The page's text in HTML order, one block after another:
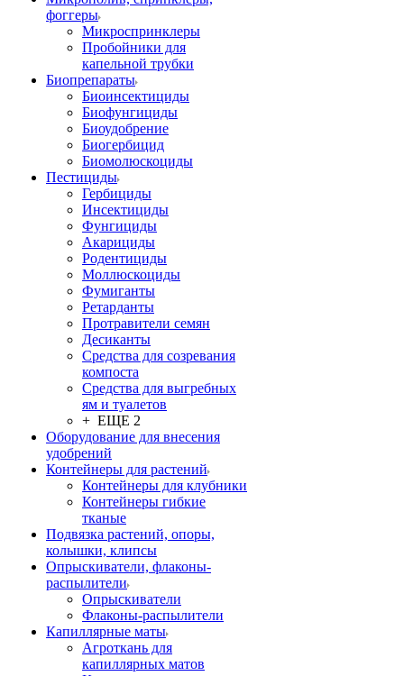
фоггеры
Микроспринклеры
Пробойники для
капельной трубки
Биопрепараты
Биоинсектициды
Биофунгициды
Биоудобрение
Биогербицид
Биомолюскоциды
Пестициды
Гербициды
Инсектициды
Фунгициды
Акарициды
Родентициды
Моллюскоциды
Фумиганты
Ретарданты
Протравители семян
Десиканты
Средства для созревания
компоста
Средства для выгребных
ям и туалетов
+ ЕЩЕ 2
Оборудование для внесения
удобрений
Контейнеры для растений
Контейнеры для клубники
Контейнеры гибкие
тканые
Подвязка растений, опоры,
колышки, клипсы
Опрыскиватели, флаконы-
распылители
Опрыскиватели
Флаконы-распылители
Капиллярные маты
Агроткань для
капиллярных матов